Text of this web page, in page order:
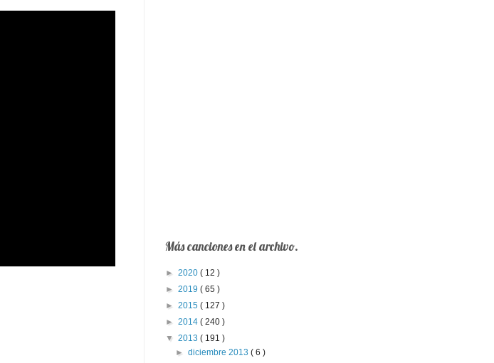
Más canciones en el archivo.
► 2020 ( 12 )
► 2019 ( 65 )
► 2015 ( 127 )
► 2014 ( 240 )
▼ 2013 ( 191 )
►diciembre 2013( 6 )